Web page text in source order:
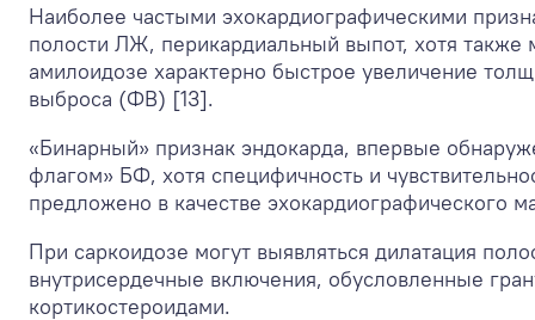
Наиболее частыми эхокардиографическими
полости ЛЖ, перикардиальный выпот, хотя
амилоидозе характерно быстрое увеличение
выброса (ФВ) [13].
«Бинарный» признак эндокарда, впервые
флагом» БФ, хотя специфичность и
предложено в качестве эхокардиографического
При саркоидозе могут выявляться дилатация
внутрисердечные включения, обусловленные
кортикостероидами.